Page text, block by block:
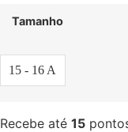
Tamanho
15 - 16 A
Recebe até 15